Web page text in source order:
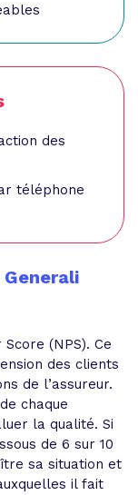
des
téléphone
(NPS). Ce
des clients
de l’assureur.
chaque
la qualité. Si
de 6 sur 10
sa situation et
il fait